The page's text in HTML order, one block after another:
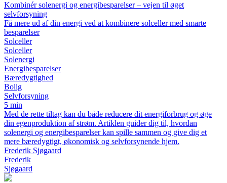
Kombinér solenergi og energibesparelser – vejen til øget
selvforsyning
Få mere ud af din energi ved at kombinere solceller med smarte
besparelser
Solceller
Solceller
Solenergi
Energibesparelser
Bæredygtighed
Bolig
Selvforsyning
5 min
Med de rette tiltag kan du både reducere dit energiforbrug og øge
din egenproduktion af strøm. Artiklen guider dig til, hvordan
solenergi og energibesparelser kan spille sammen og give dig et
mere bæredygtigt, økonomisk og selvforsynende hjem.
Frederik Sjøgaard
Frederik
Sjøgaard